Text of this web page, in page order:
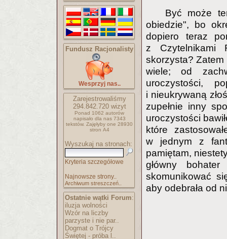
Fundusz Racjonalisty
Wesprzyj nas..
Zarejestrowaliśmy
294.842.720wizyt
Ponad 1062 autorów
napisało dla nas 7343
tekstów. Zajęłyby one 28930
stron A4
Wyszukaj na stronach:
Kryteria szczegółowe
Najnowsze strony..
Archiwum streszczeń..
Ostatnie wątki Forum:
iluzja wolności
Wzór na liczby
parzyste i nie par..
Dogmat o Trójcy
Świętej - próba l..
Być może
obiedzie", bo
dopiero teraz
z Czytelnikami
skorzysta? Zatem
wiele; od
uroczystości,
i nieukrywaną
zupełnie inny
uroczystości
które
w jednym z
pamiętam,
główny
skomunikować
aby odebrała od